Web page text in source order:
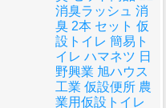
消臭ラッシュ 消
臭 2本 セット 仮
設トイレ 簡易ト
イレ ハマネツ 日
野興業 旭ハウス
工業 仮設便所 農
業用仮設トイレ